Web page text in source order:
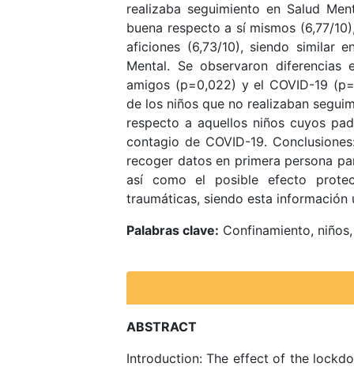
realizaba seguimiento en Salud
buena respecto a sí mismos (6,77/
aficiones (6,73/10), siendo similar
Mental. Se observaron
amigos (p=0,022) y el COVID-19
de los niños que no realizaban
respecto a aquellos niños cuyos
contagio de COVID-19.
recoger datos en primera persona
así como el posible efecto
traumáticas, siendo esta
Palabras clave: Confinamiento,
ABSTRACT
Introduction: The effect of the